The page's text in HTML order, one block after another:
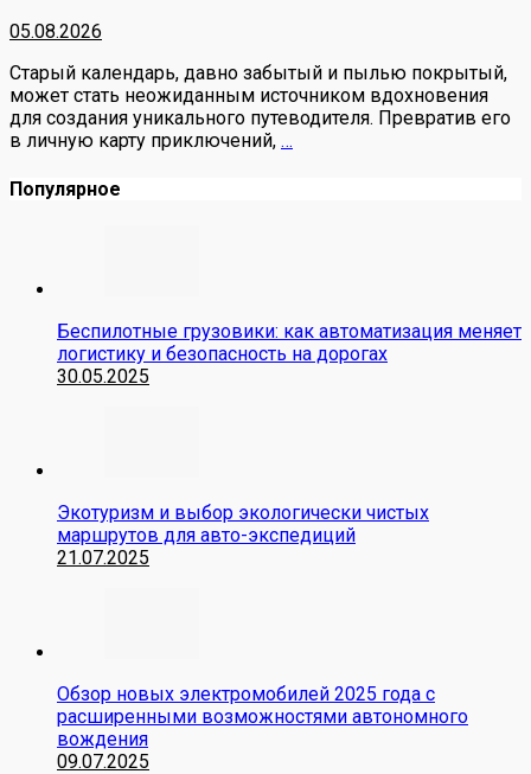
05.08.2026
Старый календарь, давно забытый и пылью покрытый,
может стать неожиданным источником вдохновения
для создания уникального путеводителя. Превратив его
в личную карту приключений, …
Популярное
Беспилотные грузовики: как автоматизация меняет
логистику и безопасность на дорогах
30.05.2025
Экотуризм и выбор экологически чистых
маршрутов для авто-экспедиций
21.07.2025
Обзор новых электромобилей 2025 года с
расширенными возможностями автономного
вождения
09.07.2025